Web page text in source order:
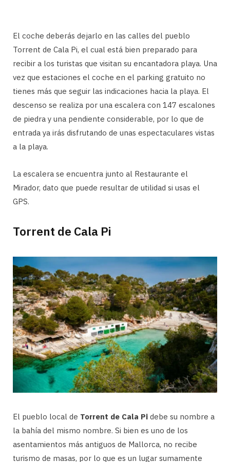
El coche deberás dejarlo en las calles del pueblo
Torrent de Cala Pi, el cual está bien preparado para
recibir a los turistas que visitan su encantadora playa. Una
vez que estaciones el coche en el parking gratuito no
tienes más que seguir las indicaciones hacia la playa. El
descenso se realiza por una escalera con 147 escalones
de piedra y una pendiente considerable, por lo que de
entrada ya irás disfrutando de unas espectaculares vistas
a la playa.
La escalera se encuentra junto al Restaurante el
Mirador, dato que puede resultar de utilidad si usas el
GPS.
Torrent de Cala Pi
El pueblo local de Torrent de Cala Pi debe su nombre a
la bahía del mismo nombre. Si bien es uno de los
asentamientos más antiguos de Mallorca, no recibe
turismo de masas, por lo que es un lugar sumamente